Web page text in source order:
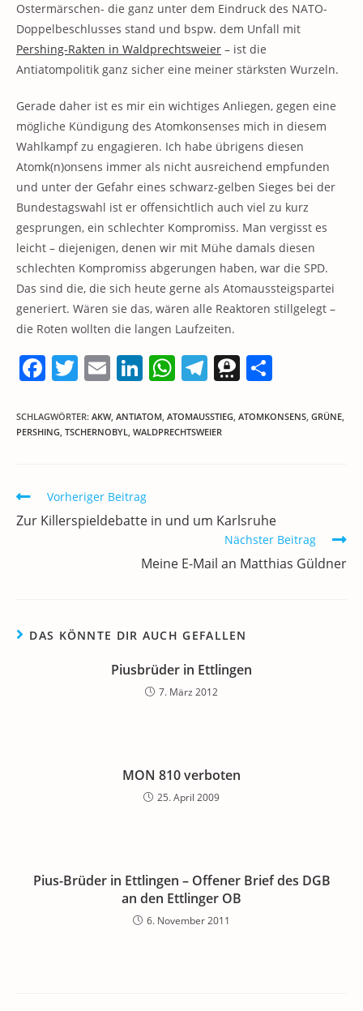
Ostermärschen- die ganz unter dem Eindruck des NATO-
Doppelbeschlusses stand und bspw. dem Unfall mit
Pershing-Rakten in Waldprechtsweier – ist die
Antiatompolitik ganz sicher eine meiner stärksten Wurzeln.
Gerade daher ist es mir ein wichtiges Anliegen, gegen eine
mögliche Kündigung des Atomkonsenses mich in diesem
Wahlkampf zu engagieren. Ich habe übrigens diesen
Atomk(n)onsens immer als nicht ausreichend empfunden
und unter der Gefahr eines schwarz-gelben Sieges bei der
Bundestagswahl ist er offensichtlich auch viel zu kurz
gesprungen, ein schlechter Kompromiss. Man vergisst es
leicht – diejenigen, denen wir mit Mühe damals diesen
schlechten Kompromiss abgerungen haben, war die SPD.
Das sind die, die sich heute gerne als Atomaussteigspartei
generiert. Wären sie das, wären alle Reaktoren stillgelegt –
die Roten wollten die langen Laufzeiten.
F
c
e
o
o
T
itt
er
E
ai
l
Li
k
e
n
W
at
s
p
T
e
gr
T
re le
SCHLAGWÖRTER: AKW, ANTIATOM, ATOMAUSSTIEG, ATOMKONSENS, GRÜNE,
PERSHING, TSCHERNOBYL, WALDPRECHTSWEIER
Weitere
ansehen
Vorheriger Beitrag
Zur Killerspieldebatte in und um Karlsruhe
Nächster Beitrag
Meine E-Mail an Matthias Güldner
DAS KÖNNTE DIR AUCH GEFALLEN
Piusbrüder in Ettlingen
7. März 2012
MON 810 verboten
25. April 2009
Pius-Brüder in Ettlingen – Offener Brief des DGB
an den Ettlinger OB
6. November 2011